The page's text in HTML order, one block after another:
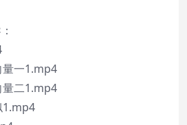
量一1.mp4
量二1.mp4
1.mp4